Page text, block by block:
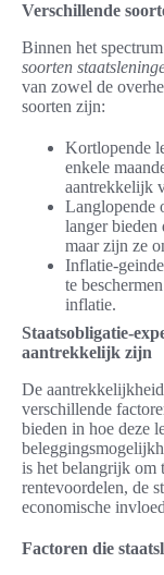
Verschillende
Binnen het
soorten
van zowel de
soorten zijn:
Kortlopende
enkele
aantrekkelijk
Langlopende
langer bieden
maar zijn ze
Inflatie-
te
inflatie.
Staatsobligatie-
aantrekkelijk zijn
De
verschillende
bieden in hoe deze
is het belangrijk om
rentevoordelen, de
economische
Factoren die